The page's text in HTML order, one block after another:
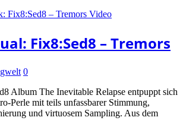
Fix8:Sed8 – Tremors
0
Album The Inevitable Relapse entpuppt sich
Perle mit teils unfassbarer Stimmung,
und virtuosem Sampling. Aus dem